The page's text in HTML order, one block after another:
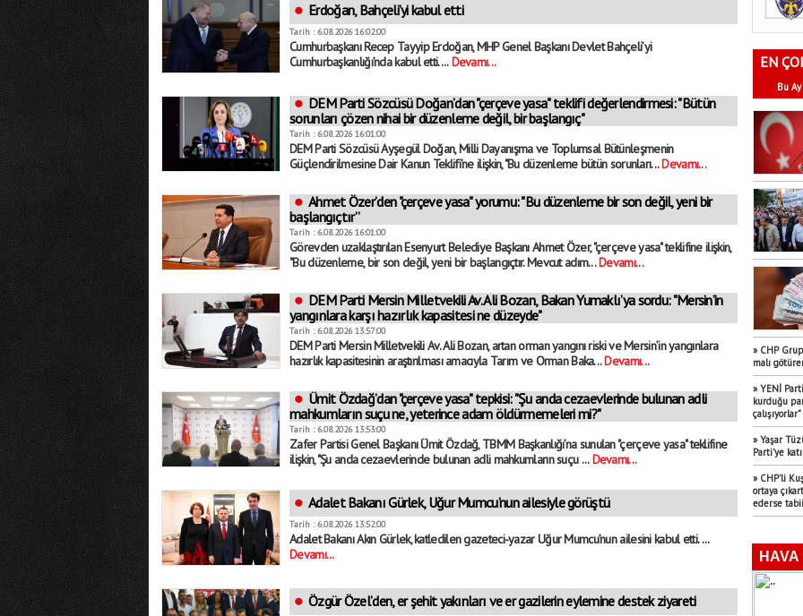
Erdoğan, Bahçeli’yi kabul etti
Tarih : 6.08.2026 16:02:00
Cumhurbaşkanı Recep Tayyip Erdoğan, MHP Genel Başkanı Devlet Bahçeli’yi
Cumhurbaşkanlığı’nda kabul etti....Devamı...
DEM Parti Sözcüsü Doğan’dan "çerçeve yasa" teklifi değerlendirmesi: "Bütün
sorunları çözen nihai bir düzenleme değil, bir başlangıç"
Tarih : 6.08.2026 16:01:00
DEM Parti Sözcüsü Ayşegül Doğan, Milli Dayanışma ve Toplumsal Bütünleşmenin
Güçlendirilmesine Dair Kanun Teklifi’ne ilişkin, "Bu düzenleme bütün sorunları...Devamı...
Ahmet Özer’den "çerçeve yasa" yorumu: "Bu düzenleme bir son değil, yeni bir
başlangıçtır”
Tarih : 6.08.2026 16:01:00
Görevden uzaklaştırılan Esenyurt Belediye Başkanı Ahmet Özer, "çerçeve yasa" teklifine ilişkin,
"Bu düzenleme, bir son değil, yeni bir başlangıçtır. Mevcut adım...Devamı...
DEM Parti Mersin Milletvekili Av. Ali Bozan, Bakan Yumaklı’ya sordu: "Mersin’in
yangınlara karşı hazırlık kapasitesi ne düzeyde"
Tarih : 6.08.2026 13:57:00
DEM Parti Mersin Milletvekili Av. Ali Bozan, artan orman yangını riski ve Mersin’in yangınlara
hazırlık kapasitesinin araştırılması amacıyla Tarım ve Orman Baka...Devamı...
Ümit Özdağ’dan "çerçeve yasa" tepkisi: "Şu anda cezaevlerinde bulunan adli
mahkumların suçu ne, yeterince adam öldürmemeleri mi?"
Tarih : 6.08.2026 13:53:00
Zafer Partisi Genel Başkanı Ümit Özdağ, TBMM Başkanlığı’na sunulan "çerçeve yasa" teklifine
ilişkin, "Şu anda cezaevlerinde bulunan adli mahkumların suçu ...Devamı...
Adalet Bakanı Gürlek, Uğur Mumcu’nun ailesiyle görüştü
Tarih : 6.08.2026 13:52:00
Adalet Bakanı Akın Gürlek, katledilen gazeteci-yazar Uğur Mumcu’nun ailesini kabul etti. ...
Devamı...
Özgür Özel’den, er şehit yakınları ve er gazilerin eylemine destek ziyareti
EN
Bu Ay
» CHP
malı
» YENİ
kurduğu
çalışıyorlar"
» Yaşar
Parti’ye
» CHP’li
ortaya
ederse